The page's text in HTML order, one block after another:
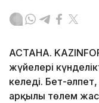
АСТАНА.
жүйелері
келеді. Бет-
арқылы төлем